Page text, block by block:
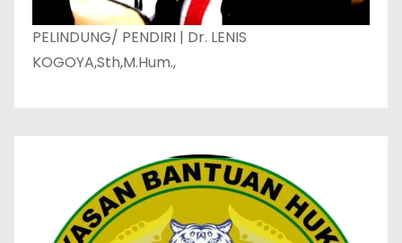
PELINDUNG/ PENDIRI | Dr. LENIS
KOGOYA,Sth,M.Hum.,